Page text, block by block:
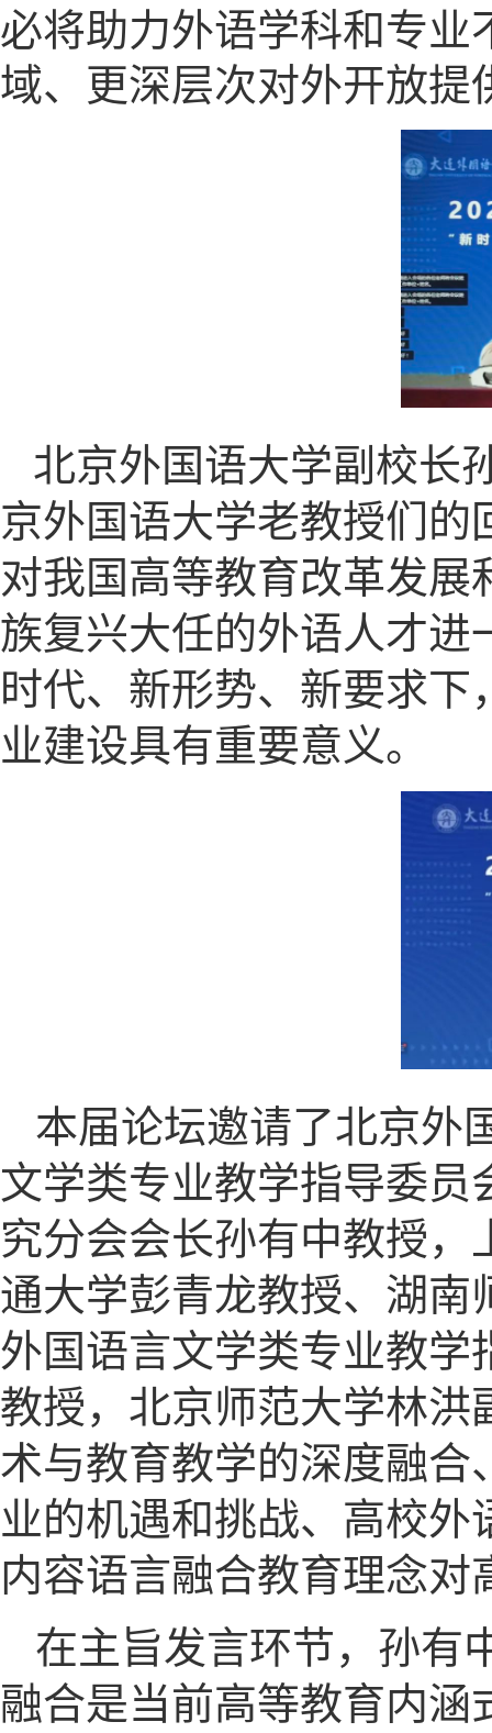
必将助力外语学科和专业
域、更深层次对外开放提
北京外国语大学副校长
京外国语大学老教授们
对我国高等教育改革发
族复兴大任的外语人才进
时代、新形势、新要求
业建设具有重要意义。
本届论坛邀请了北京外
文学类专业教学指导委
究分会会长孙有中教授
通大学彭青龙教授、湖南
外国语言文学类专业教学
教授，北京师范大学林洪
术与教育教学的深度融合
业的机遇和挑战、高校
内容语言融合教育理念
在主旨发言环节，孙有
融合是当前高等教育内